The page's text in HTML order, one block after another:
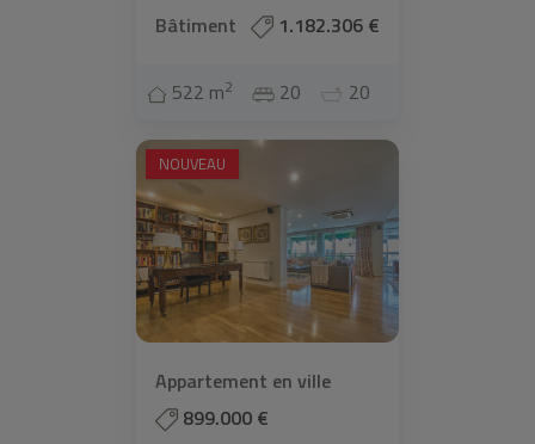
Bâtiment 1.182.306 €
522 m2 20 20
NOUVEAU
Appartement en ville
899.000 €